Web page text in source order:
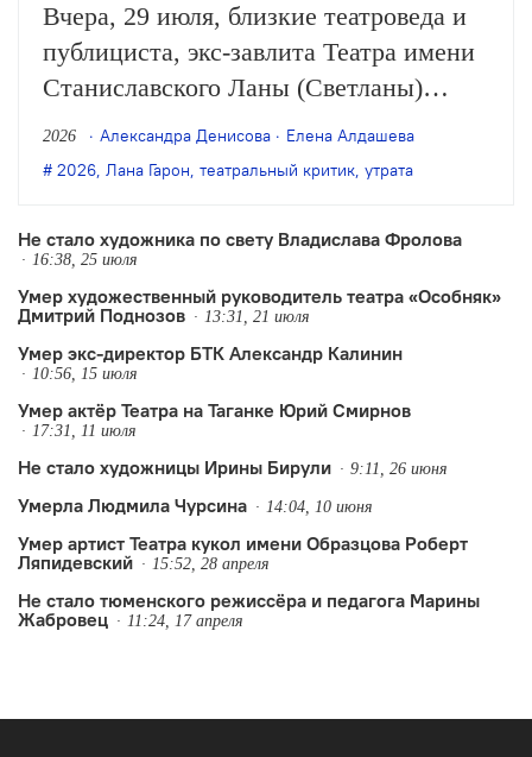
Вчера, 29 июля, близкие театроведа и
публициста, экс-завлита Театра имени
Станиславского Ланы (Светланы)
Гарон опубликовали сообщение о её
смерти на странице Гарон в соцсетях.
2026 Александра Денисова
Елена Алдашева
2026, Лана Гарон, театральный критик, утрата
Не стало художника по свету Владислава Фролова
16:38, 25 июля
Умер художественный руководитель театра «Особняк»
Дмитрий Поднозов
13:31, 21 июля
Умер экс-директор БТК Александр Калинин
10:56, 15 июля
Умер актёр Театра на Таганке Юрий Смирнов
17:31, 11 июля
Не стало художницы Ирины Бирули 9:11, 26 июня
Умерла Людмила Чурсина 14:04, 10 июня
Умер артист Театра кукол имени Образцова Роберт
Ляпидевский
15:52, 28 апреля
Не стало тюменского режиссёра и педагога Марины
Жабровец
11:24, 17 апреля